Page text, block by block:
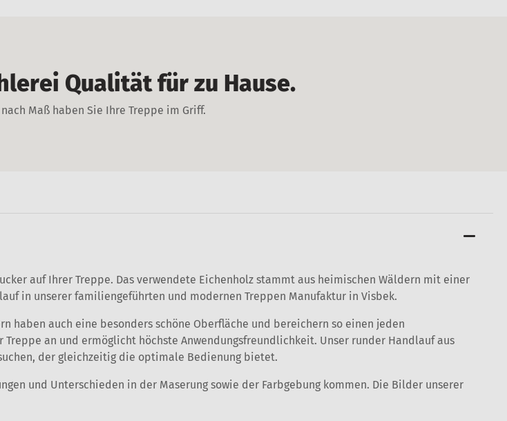
Qualität für zu Hause.
Maß haben Sie Ihre Treppe im Griff.
auf Ihrer Treppe. Das verwendete Eichenholz stammt aus heimischen Wäldern mit einer
in unserer familiengeführten und modernen Treppen Manufaktur in Visbek.
haben auch eine besonders schöne Oberfläche und bereichern so einen jeden
an und ermöglicht höchste Anwendungsfreundlichkeit. Unser runder Handlauf aus
der gleichzeitig die optimale Bedienung bietet.
und Unterschieden in der Maserung sowie der Farbgebung kommen. Die Bilder unserer